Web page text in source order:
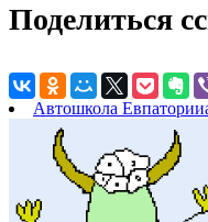
Поделиться
Автошкола Евпатории